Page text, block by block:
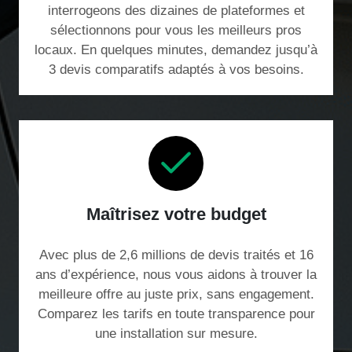
interrogeons des dizaines de plateformes et
sélectionnons pour vous les meilleurs pros
locaux. En quelques minutes, demandez jusqu’à
3 devis comparatifs adaptés à vos besoins.
Maîtrisez votre budget
Avec plus de 2,6 millions de devis traités et 16
ans d’expérience, nous vous aidons à trouver la
meilleure offre au juste prix, sans engagement.
Comparez les tarifs en toute transparence pour
une installation sur mesure.